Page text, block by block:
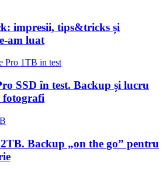
impresii, tips&tricks și
am luat
SSD în test. Backup și lucru
fotografi
Backup „on the go” pentru